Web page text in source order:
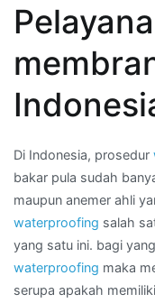
per
di
DUREN
TIGA
Di Indonesia, prosedur
bakar pula sudah
maupun anemer ahli
waterproofing salah
yang satu ini. bagi
waterproofing maka
serupa apakah